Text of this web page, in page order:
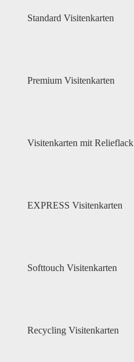
Standard Visitenkarten
Premium Visitenkarten
Visitenkarten mit Relieflack
EXPRESS Visitenkarten
Softtouch Visitenkarten
Recycling Visitenkarten